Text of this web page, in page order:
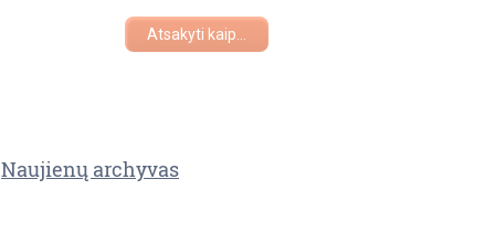
Atsakyti kaip...
Naujienų archyvas